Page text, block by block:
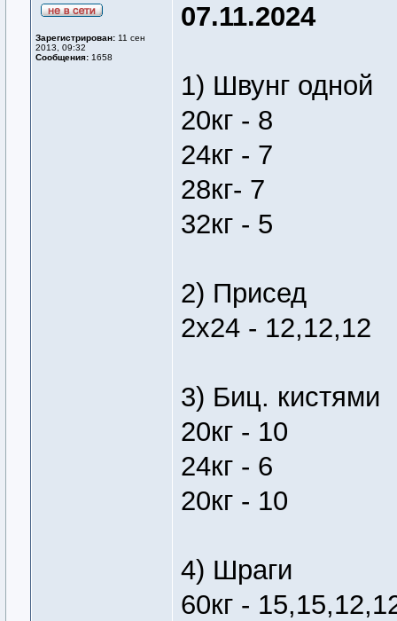
Зарегистрирован: 11 сен
2013, 09:32
Сообщения: 1658
07.11.2024
1) Швунг одной
20кг - 8
24кг - 7
28кг- 7
32кг - 5
2) Присед
2х24 - 12,12,12
3) Биц. кистями
20кг - 10
24кг - 6
20кг - 10
4) Шраги
60кг -